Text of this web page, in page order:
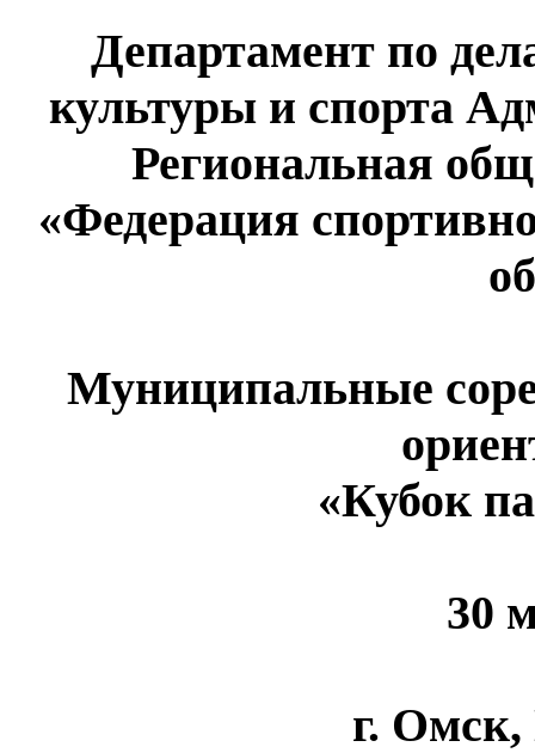
Департамент по
культуры и спорта
Региональная
«Федерация
Муниципальные
«Кубок
30
г.